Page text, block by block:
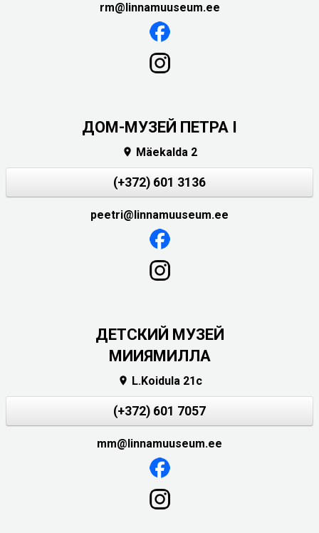
rm@linnamuuseum.ee
ДОМ-МУЗЕЙ ПЕТРА I
 Mäekalda 2
(+372) 601 3136
peetri@linnamuuseum.ee
ДЕТСКИЙ МУЗЕЙ
МИИЯМИЛЛА
 L.Koidula 21c
(+372) 601 7057
mm@linnamuuseum.ee